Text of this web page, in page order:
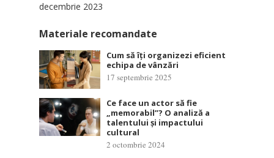
decembrie 2023
Materiale recomandate
Cum să îți organizezi eficient
echipa de vânzări
17 septembrie 2025
Ce face un actor să fie
„memorabil”? O analiză a
talentului și impactului
cultural
2 octombrie 2024